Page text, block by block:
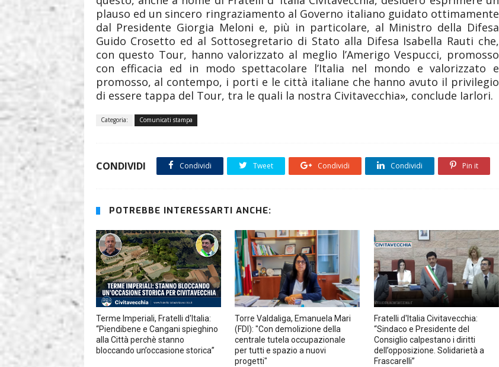
plauso ed un sincero ringraziamento al Governo italiano guidato ottimamente
dal Presidente Giorgia Meloni e, più in particolare, al Ministro della Difesa
Guido Crosetto ed al Sottosegretario di Stato alla Difesa Isabella Rauti che,
con questo Tour, hanno valorizzato al meglio l’Amerigo Vespucci, promosso
con efficacia ed in modo spettacolare l’Italia nel mondo e valorizzato e
promosso, al contempo, i porti e le città italiane che hanno avuto il privilegio
di essere tappa del Tour, tra le quali la nostra Civitavecchia», conclude Iarlori.
Categoria: Comunicati stampa
CONDIVIDI Condividi Tweet Condividi Condividi Pin it
POTREBBE INTERESSARTI ANCHE:
Terme Imperiali, Fratelli d'Italia:
“Piendibene e Cangani spieghino
alla Città perchè stanno
bloccando un’occasione storica”
Torre Valdaliga, Emanuela Mari
(FDI): "Con demolizione della
centrale tutela occupazionale
per tutti e spazio a nuovi
progetti"
Fratelli d'Italia Civitavecchia:
“Sindaco e Presidente del
Consiglio calpestano i diritti
dell’opposizione. Solidarietà a
Frascarelli”